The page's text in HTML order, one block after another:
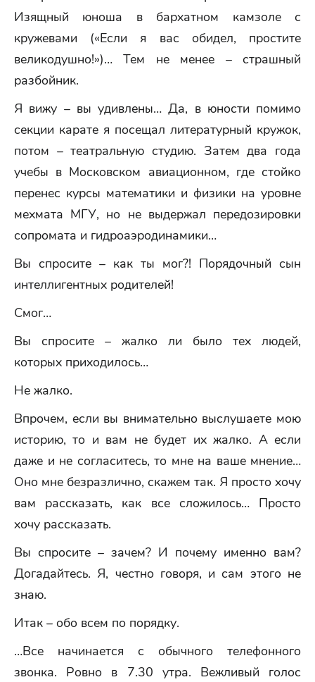
Изящный юноша в бархатном камзоле с
кружевами («Если я вас обидел, простите
великодушно!»)… Тем не менее – страшный
разбойник.
Я вижу – вы удивлены… Да, в юности помимо
секции карате я посещал литературный кружок,
потом – театральную студию. Затем два года
учебы в Московском авиационном, где стойко
перенес курсы математики и физики на уровне
мехмата МГУ, но не выдержал передозировки
сопромата и гидроаэродинамики…
Вы спросите – как ты мог?! Порядочный сын
интеллигентных родителей!
Смог…
Вы спросите – жалко ли было тех людей,
которых приходилось…
Не жалко.
Впрочем, если вы внимательно выслушаете мою
историю, то и вам не будет их жалко. А если
даже и не согласитесь, то мне на ваше мнение…
Оно мне безразлично, скажем так. Я просто хочу
вам рассказать, как все сложилось… Просто
хочу рассказать.
Вы спросите – зачем? И почему именно вам?
Догадайтесь. Я, честно говоря, и сам этого не
знаю.
Итак – обо всем по порядку.
…Все начинается с обычного телефонного
звонка. Ровно в 7.30 утра. Вежливый голос